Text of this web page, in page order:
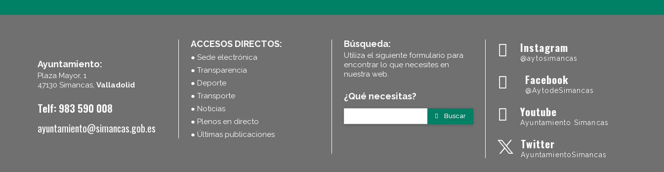
Ayuntamiento:
Plaza Mayor, 1
47130 Simancas, Valladolid
Telf: 983 590 008
ayuntamiento@simancas.gob.es
ACCESOS DIRECTOS:
● Sede electrónica
● Transparencia
● Deporte
● Transporte
● Noticias
● Plenos en directo
● Últimas publicaciones
Búsqueda:
Utiliza el siguiente formulario para
encontrar lo que necesites en
nuestra web.
¿Qué necesitas?
Buscar
Instagram
@aytosimancas
Facebook
@AytodeSimancas
Youtube
Ayuntamiento Simancas
Twitter
AyuntamientoSimancas